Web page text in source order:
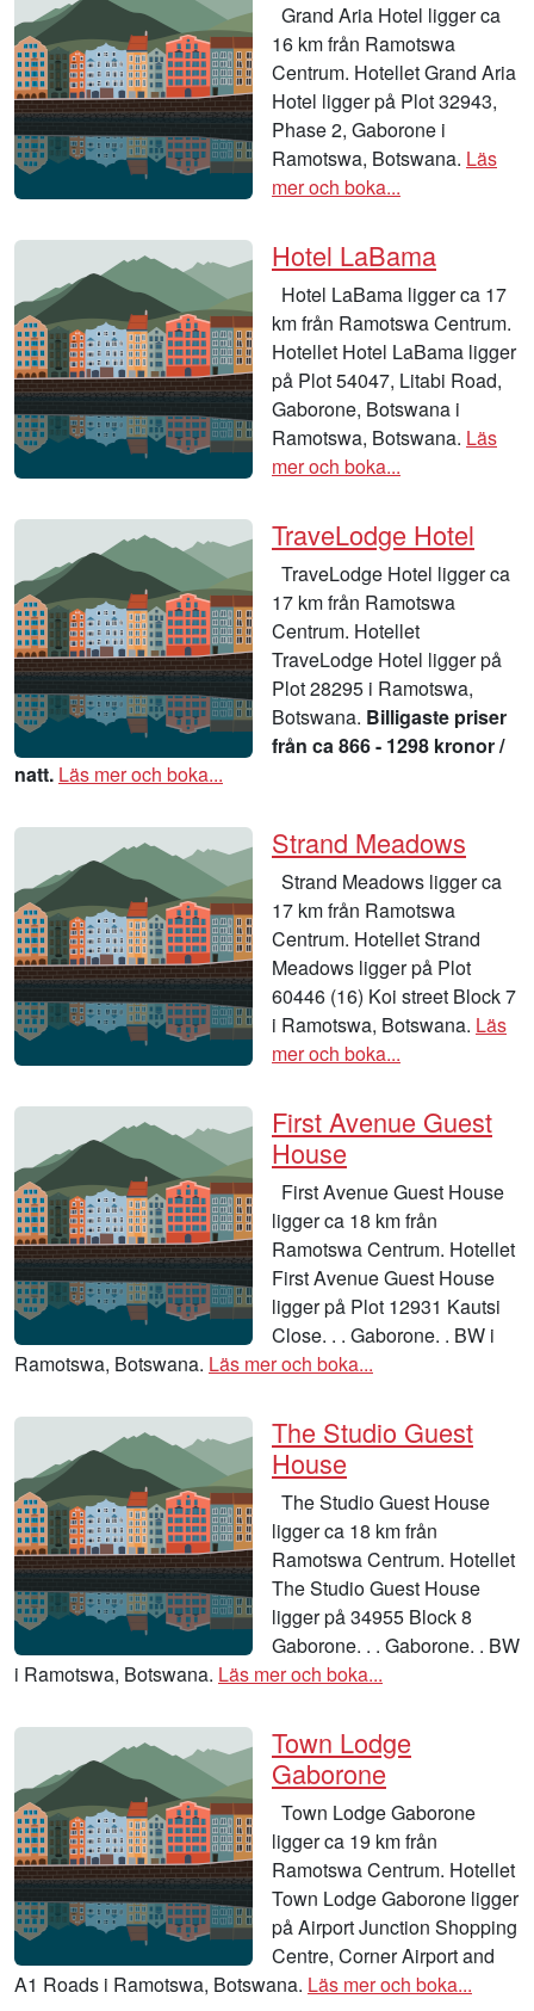
Grand Aria Hotel ligger ca
16 km från Ramotswa
Centrum. Hotellet Grand Aria
Hotel ligger på Plot 32943,
Phase 2, Gaborone i
Ramotswa, Botswana. Läs
mer och boka...
Hotel LaBama
Hotel LaBama ligger ca 17
km från Ramotswa Centrum.
Hotellet Hotel LaBama ligger
på Plot 54047, Litabi Road,
Gaborone, Botswana i
Ramotswa, Botswana. Läs
mer och boka...
TraveLodge Hotel
TraveLodge Hotel ligger ca
17 km från Ramotswa
Centrum. Hotellet
TraveLodge Hotel ligger på
Plot 28295 i Ramotswa,
Botswana. Billigaste priser
från ca 866 - 1298 kronor /
natt. Läs mer och boka...
Strand Meadows
Strand Meadows ligger ca
17 km från Ramotswa
Centrum. Hotellet Strand
Meadows ligger på Plot
60446 (16) Koi street Block 7
i Ramotswa, Botswana. Läs
mer och boka...
First Avenue Guest
House
First Avenue Guest House
ligger ca 18 km från
Ramotswa Centrum. Hotellet
First Avenue Guest House
ligger på Plot 12931 Kautsi
Close. . . Gaborone. . BW i
Ramotswa, Botswana. Läs mer och boka...
The Studio Guest
House
The Studio Guest House
ligger ca 18 km från
Ramotswa Centrum. Hotellet
The Studio Guest House
ligger på 34955 Block 8
Gaborone. . . Gaborone. . BW
i Ramotswa, Botswana. Läs mer och boka...
Town Lodge
Gaborone
Town Lodge Gaborone
ligger ca 19 km från
Ramotswa Centrum. Hotellet
Town Lodge Gaborone ligger
på Airport Junction Shopping
Centre, Corner Airport and
A1 Roads i Ramotswa, Botswana. Läs mer och boka...